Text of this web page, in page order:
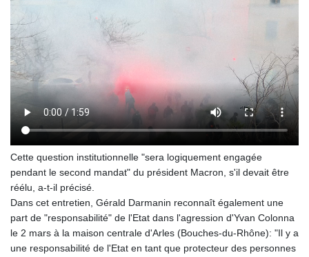
Cette question institutionnelle "sera logiquement engagée
pendant le second mandat" du président Macron, s'il devait être
réélu, a-t-il précisé.
Dans cet entretien, Gérald Darmanin reconnaît également une
part de "responsabilité" de l'Etat dans l'agression d'Yvan Colonna
le 2 mars à la maison centrale d'Arles (Bouches-du-Rhône): "Il y a
une responsabilité de l'Etat en tant que protecteur des personnes